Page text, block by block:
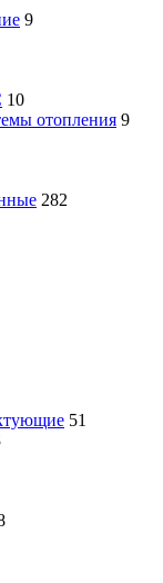
9
10
отопления 9
282
51